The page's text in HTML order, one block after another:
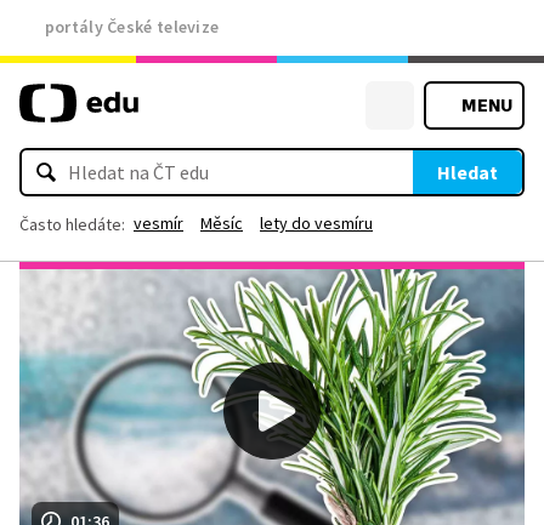
portály České televize
MENU
Hledat
Často hledáte: vesmír Měsíc lety do vesmíru